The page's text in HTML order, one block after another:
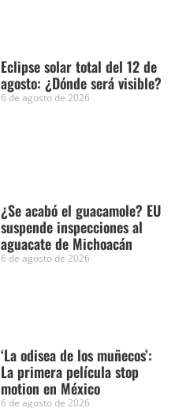
Eclipse solar total del 12 de
agosto: ¿Dónde será visible?
6 de agosto de 2026
¿Se acabó el guacamole? EU
suspende inspecciones al
aguacate de Michoacán
6 de agosto de 2026
‘La odisea de los muñecos’:
La primera película stop
motion en México
6 de agosto de 2026